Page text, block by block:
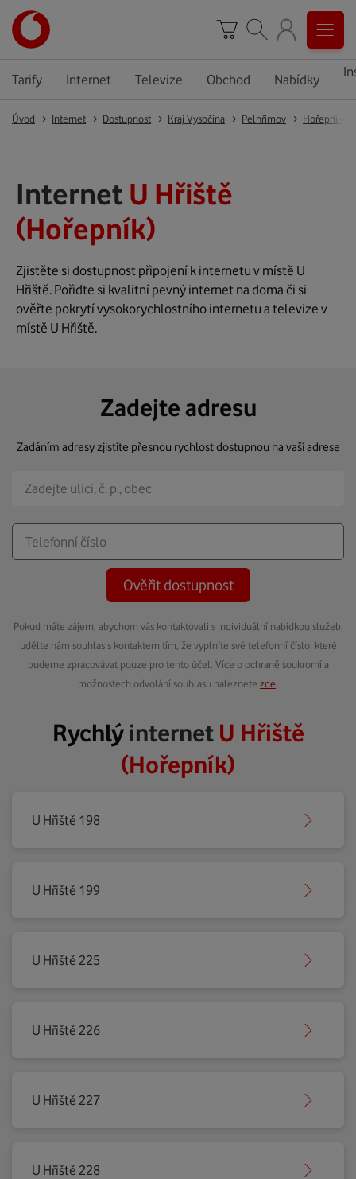
Tarify Internet Televize Obchod Nabídky
Úvod Internet Dostupnost Kraj Vysočina Pelhřimov Hořepník
Internet U Hřiště
(Hořepník)
Zjistěte si dostupnost připojení k internetu v místě U
Hřiště. Pořiďte si kvalitní pevný internet na doma či si
ověřte pokrytí vysokorychlostního internetu a televize v
místě U Hřiště.
Zadejte adresu
Zadáním adresy zjistíte přesnou rychlost dostupnou na vaší adrese
Ověřit dostupnost
Pokud máte zájem, abychom vás kontaktovali s individuální nabídkou služeb,
udělte nám souhlas s kontaktem tím, že vyplníte své telefonní číslo, které
budeme zpracovávat pouze pro tento účel. Více o ochraně soukromí a
možnostech odvolání souhlasu naleznete zde
Rychlýinternet U Hřiště
(Hořepník)
U Hřiště 198
U Hřiště 199
U Hřiště 225
U Hřiště 226
U Hřiště 227
U Hřiště 228